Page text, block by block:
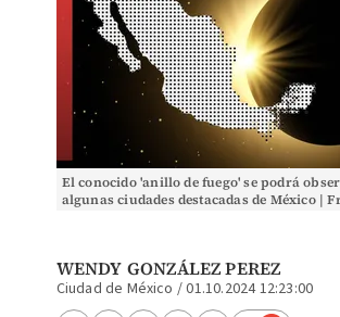
El conocido 'anillo de fuego' se podrá
algunas ciudades destacadas de México |
WENDY GONZÁLEZ PEREZ
Ciudad de México /01.10.2024 12:23:00